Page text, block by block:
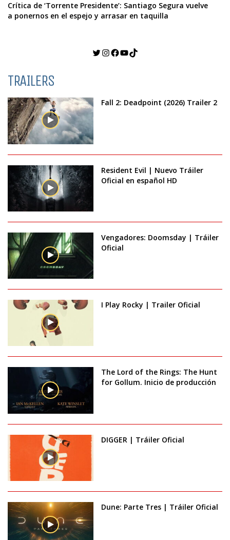
Crítica de ‘Torrente Presidente’: Santiago Segura vuelve
a ponernos en el espejo y arrasar en taquilla
Twitter
Instagram
Facebook
YouTube
TikTok
TRAILERS
Fall 2: Deadpoint (2026) Trailer 2
Resident Evil | Nuevo Tráiler
Oficial en español HD
Vengadores: Doomsday | Tráiler
Oficial
I Play Rocky | Trailer Oficial
The Lord of the Rings: The Hunt
for Gollum. Inicio de producción
DIGGER | Tráiler Oficial
Dune: Parte Tres | Tráiler Oficial